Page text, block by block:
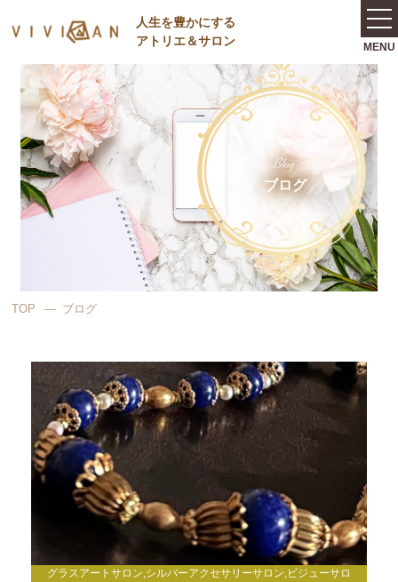
⼈⽣を豊かにする
アトリエ＆サロン
Blog
ブログ
TOP ブログ
グラスアートサロン,シルバーアクセサリーサロン,ビジューサロ